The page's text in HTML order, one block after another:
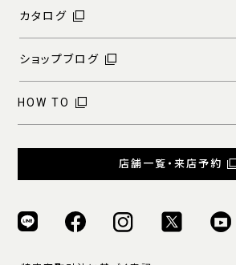
カタログ
ショップブログ
HOW TO
店舗一覧・来店予約